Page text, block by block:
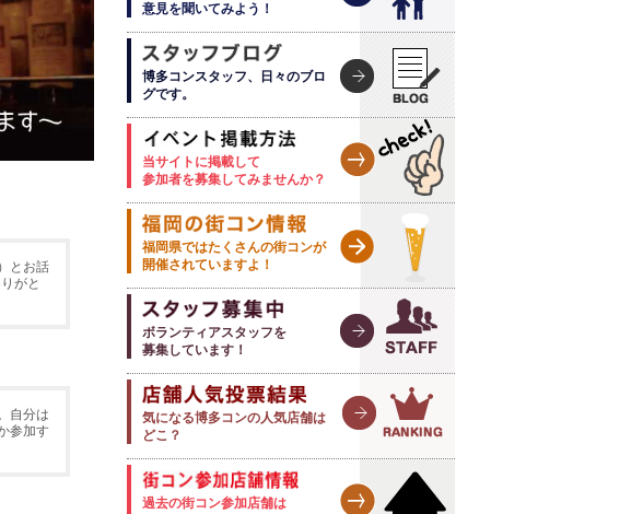
とお話
がと
自分は
参加す
意見を聞いてみよう！
博多コンスタッフ、日々のブロ
グです。
当サイトに掲載して
参加者を募集してみませんか？
福岡県ではたくさんの街コンが
開催されていますよ！
ボランティアスタッフを
募集しています！
気になる博多コンの人気店舗は
どこ？
過去の街コン参加店舗は